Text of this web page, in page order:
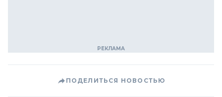
ПОДЕЛИТЬСЯ НОВОСТЬЮ